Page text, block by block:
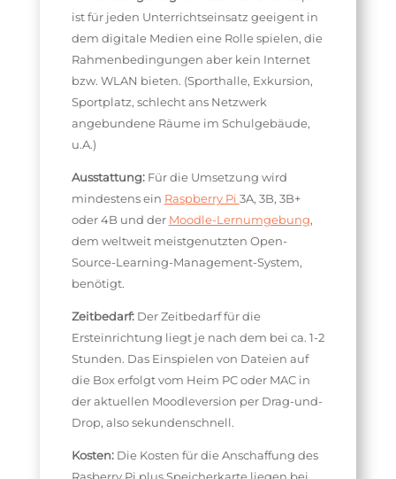
ist für jeden Unterrichtseinsatz geeigent in
dem digitale Medien eine Rolle spielen, die
Rahmenbedingungen aber kein Internet
bzw. WLAN bieten. (Sporthalle, Exkursion,
Sportplatz, schlecht ans Netzwerk
angebundene Räume im Schulgebäude,
u.A.)
Ausstattung:Für die Umsetzung wird
mindestens ein Raspberry Pi 3A, 3B, 3B+
oder 4B und der Moodle-Lernumgebung,
dem weltweit meistgenutzten Open-
Source-Learning-Management-System,
benötigt.
Zeitbedarf:Der Zeitbedarf für die
Ersteinrichtung liegt je nach dem bei ca. 1-2
Stunden. Das Einspielen von Dateien auf
die Box erfolgt vom Heim PC oder MAC in
der aktuellen Moodleversion per Drag-und-
Drop, also sekundenschnell.
Kosten:Die Kosten für die Anschaffung des